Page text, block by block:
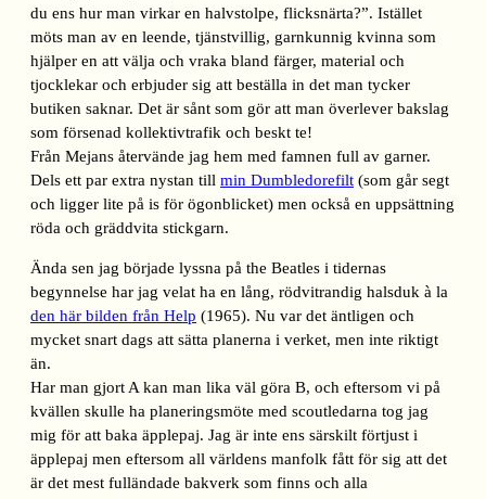
du ens hur man virkar en halvstolpe, flicksnärta?”. Istället
möts man av en leende, tjänstvillig, garnkunnig kvinna som
hjälper en att välja och vraka bland färger, material och
tjocklekar och erbjuder sig att beställa in det man tycker
butiken saknar. Det är sånt som gör att man överlever bakslag
som försenad kollektivtrafik och beskt te!
Från Mejans återvände jag hem med famnen full av garner.
Dels ett par extra nystan till min Dumbledorefilt (som går segt
och ligger lite på is för ögonblicket) men också en uppsättning
röda och gräddvita stickgarn.
Ända sen jag började lyssna på the Beatles i tidernas
begynnelse har jag velat ha en lång, rödvitrandig halsduk à la
den här bilden från Help (1965). Nu var det äntligen och
mycket snart dags att sätta planerna i verket, men inte riktigt
än.
Har man gjort A kan man lika väl göra B, och eftersom vi på
kvällen skulle ha planeringsmöte med scoutledarna tog jag
mig för att baka äpplepaj. Jag är inte ens särskilt förtjust i
äpplepaj men eftersom all världens manfolk fått för sig att det
är det mest fulländade bakverk som finns och alla